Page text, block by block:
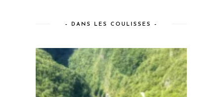
– DANS LES COULISSES –